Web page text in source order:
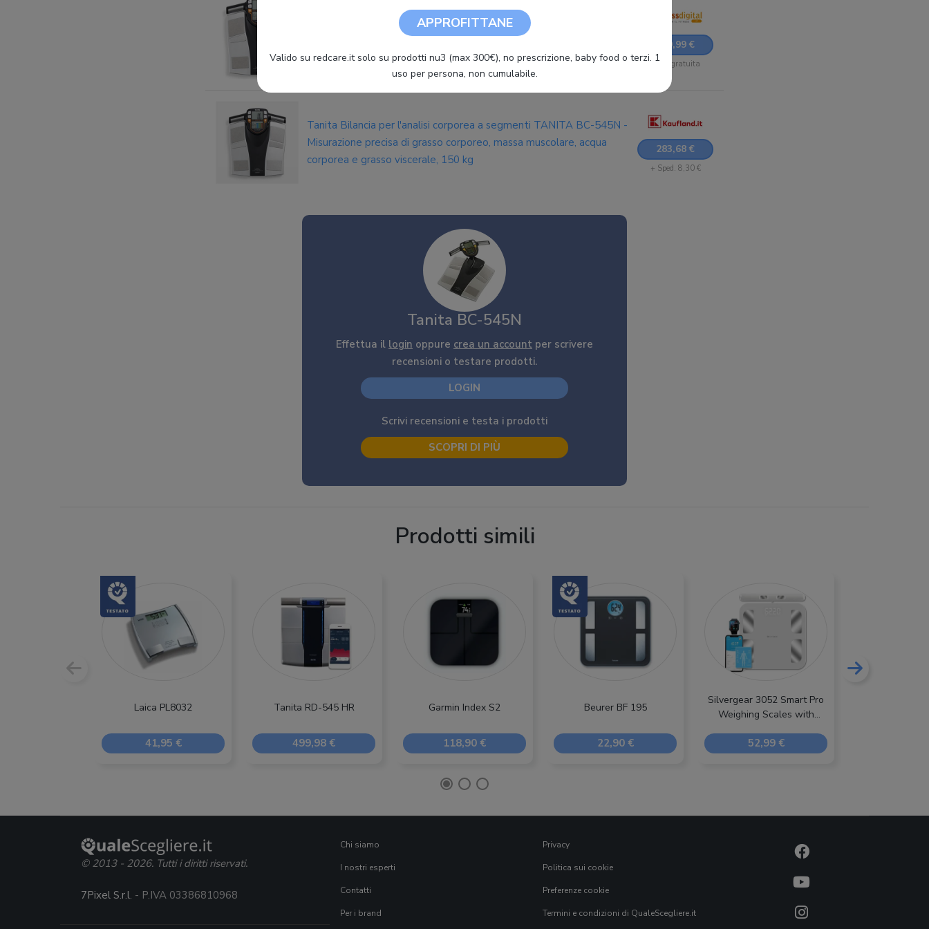
Tanita Bilancia Tanita BC-545N 249,99 €
Sped. gratuita
Tanita Bilancia per l'analisi corporea a segmenti TANITA BC-545N -
Misurazione precisa di grasso corporeo, massa muscolare, acqua
corporea e grasso viscerale, 150 kg
283,68 €
+ Sped. 8,30 €
Tanita BC-545N
Effettua il login oppure crea un account per scrivere
recensioni o testare prodotti.
LOGIN
Scrivi recensioni e testa i prodotti
SCOPRI DI PIÙ
Prodotti simili
Laica PL8032
41,95 €
Tanita RD-545 HR
499,98 €
Garmin Index S2
118,90 €
Beurer BF 195
22,90 €
Silvergear 3052 Smart Pro
Weighing Scales with
52,99 €
APPROFITTANE
Valido su redcare.it solo su prodotti nu3 (max 300€), no prescrizione, baby food o terzi. 1
uso per persona, non cumulabile.
© 2013 - 2026. Tutti i diritti riservati.
7Pixel S.r.l. - P.IVA 03386810968
Chi siamo
I nostri esperti
Contatti
Per i brand
Privacy
Politica sui cookie
Preferenze cookie
Termini e condizioni di QualeScegliere.it